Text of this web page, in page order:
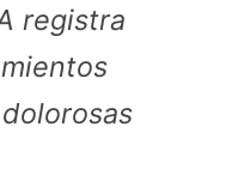
registra